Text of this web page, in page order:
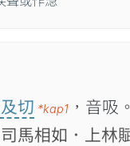
切 *kap1 ，音吸
司馬相如．上林